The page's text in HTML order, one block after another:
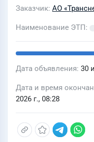
Заказчик АО
Наименование ЭТП
Дата объявления 30
Дата и время
2026 г., 08:28